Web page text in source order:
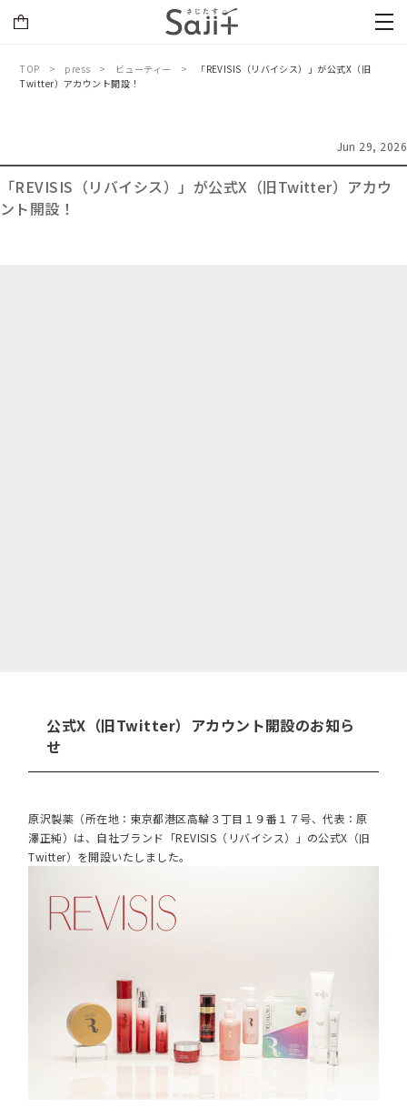
TOP press ビューティー
「REVISIS（リバイシス）」が公式X（旧
Twitter）アカウント開設！
Jun 29, 2026
「REVISIS（リバイシス）」が公式X（旧Twitter）アカウ
ント開設！
公式X（旧Twitter）アカウント開設のお知ら
せ
原沢製薬（所在地：東京都港区高輪３丁目１９番１７号、代表：原
澤正純）は、自社ブランド「REVISIS（リバイシス）」の公式X（旧
Twitter）を開設いたしました。